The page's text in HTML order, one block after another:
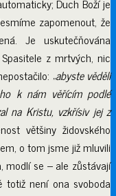
zapomenout, že
Je uskutečňována
z mrtvých, nic
„abyste věděli
k nám věřícím podlé
na Kristu, vzkřísiv jej z
většiny židovského
o tom jsme již mluvili
modlí se – ale zůstávají
totiž není ona svoboda